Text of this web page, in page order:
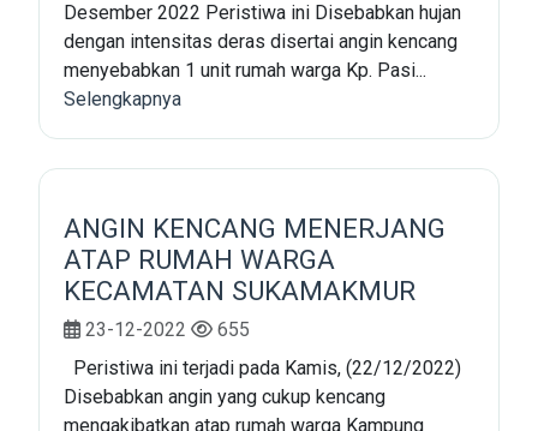
Desember 2022 Peristiwa ini Disebabkan hujan
dengan intensitas deras disertai angin kencang
menyebabkan 1 unit rumah warga Kp. Pasi...
Selengkapnya
ANGIN KENCANG MENERJANG
ATAP RUMAH WARGA
KECAMATAN SUKAMAKMUR
23-12-2022
655
Peristiwa ini terjadi pada Kamis, (22/12/2022)
Disebabkan angin yang cukup kencang
mengakibatkan atap rumah warga Kampung